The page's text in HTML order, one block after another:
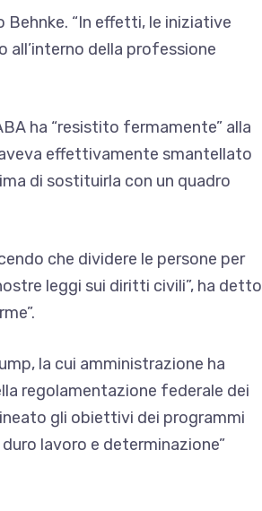
Behnke. “In effetti, le iniziative
all’interno della professione
ha “resistito fermamente” alla
aveva effettivamente smantellato
di sostituirla con un quadro
che dividere le persone per
leggi sui diritti civili”, ha detto
la cui amministrazione ha
regolamentazione federale dei
gli obiettivi dei programmi
lavoro e determinazione”